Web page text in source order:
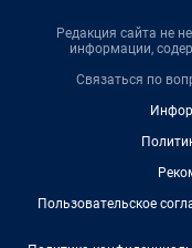
Редакция сайта не
информации,
Связаться по
Пользовательское